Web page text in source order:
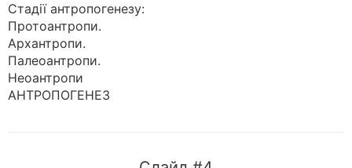
Стадії антропогенезу:
Протоантропи.
Архантропи.
Палеоантропи.
Неоантропи
АНТРОПОГЕНЕЗ